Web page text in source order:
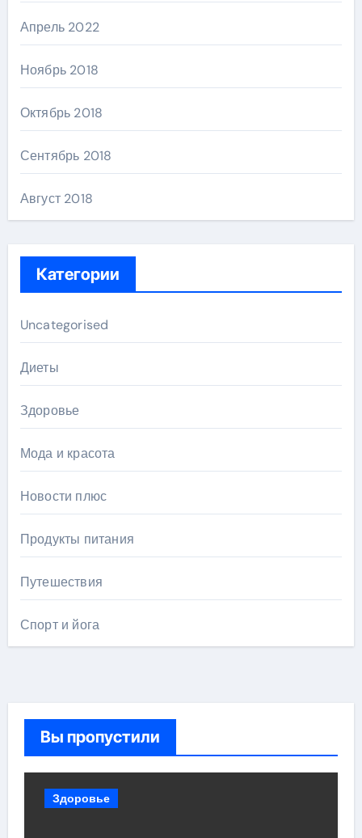
Апрель 2022
Ноябрь 2018
Октябрь 2018
Сентябрь 2018
Август 2018
Категории
Uncategorised
Диеты
Здоровье
Мода и красота
Новости плюс
Продукты питания
Путешествия
Спорт и йога
Вы пропустили
Здоровье